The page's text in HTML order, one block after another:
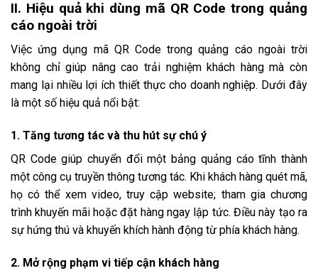
II. Hiệu quả khi dùng mã QR Code trong quảng
cáo ngoài trời
Việc ứng dụng mã QR Code trong quảng cáo ngoài trời
không chỉ giúp nâng cao trải nghiệm khách hàng mà còn
mang lại nhiều lợi ích thiết thực cho doanh nghiệp. Dưới đây
là một số hiệu quả nổi bật:
1. Tăng tương tác và thu hút sự chú ý
QR Code giúp chuyển đổi một bảng quảng cáo tĩnh thành
một công cụ truyền thông tương tác. Khi khách hàng quét mã,
họ có thể xem video, truy cập website; tham gia chương
trình khuyến mãi hoặc đặt hàng ngay lập tức. Điều này tạo ra
sự hứng thú và khuyến khích hành động từ phía khách hàng.
2. Mở rộng phạm vi tiếp cận khách hàng